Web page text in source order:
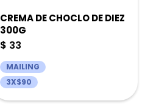
CREMA DE CHOCLO DE DIEZ
300G
$ 33
MAILING
3X$90